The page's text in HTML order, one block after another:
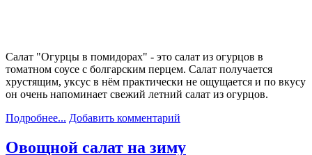
Салат "Огурцы в помидорах" - это салат из огурцов в
томатном соусе с болгарским перцем. Салат получается
хрустящим, уксус в нём практически не ощущается и по вкусу
он очень напоминает свежий летний салат из огурцов.
Подробнее... Добавить комментарий
Овощной салат на зиму